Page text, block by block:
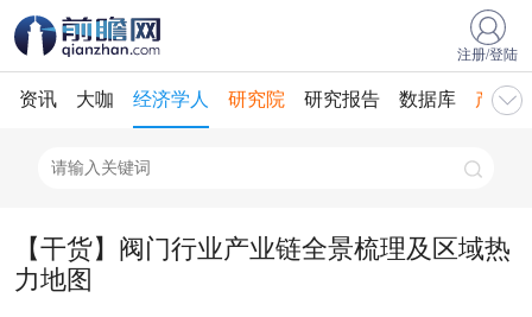
注册/登陆
资讯 大咖 经济学人 研究院 研究报告 数据库 产业
【干货】阀门行业产业链全景梳理及区域热
力地图